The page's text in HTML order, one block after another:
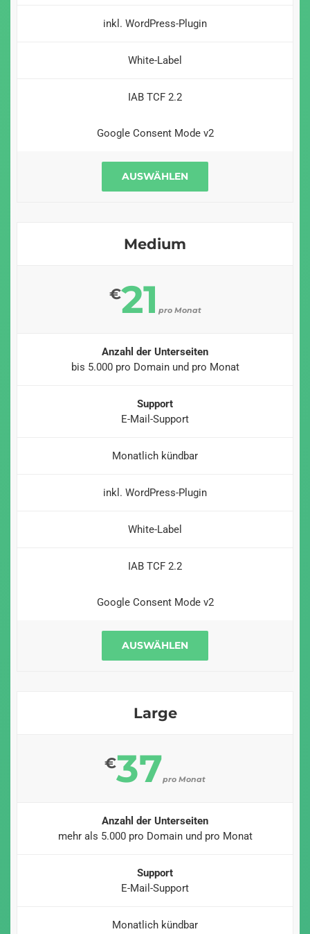
inkl. WordPress-Plugin
White-Label
IAB TCF 2.2
Google Consent Mode v2
AUSWÄHLEN
Medium
€21 pro Monat
Anzahl der Unterseiten
bis 5.000 pro Domain und pro Monat
Support
E-Mail-Support
Monatlich kündbar
inkl. WordPress-Plugin
White-Label
IAB TCF 2.2
Google Consent Mode v2
AUSWÄHLEN
Large
€37pro Monat
Anzahl der Unterseiten
mehr als 5.000 pro Domain und pro Monat
Support
E-Mail-Support
Monatlich kündbar